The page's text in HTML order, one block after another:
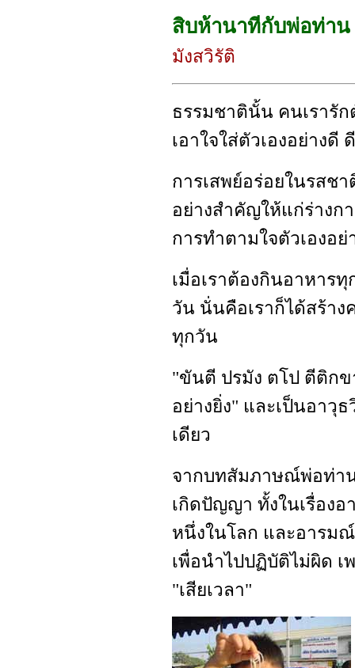
สิบห้านาทีกับพ่อท่าน
มังสวิรัติ
ธรรมชาตินั้น คนเรารั
เอาใจใส่ตัวเองอย่าง
การเสพย์อร่อยในรสช
อย่างสำคัญให้แก่ร่าง
การทำตามใจตัวเองอย่
เมื่อเราต้องกินอาหารทุ
วัน นั่นคือเราก็ได้สร้า
ทุกวัน
"ขันตี ปรมัง ตโป ตีติก
อย่างยิ่ง" และเป็นอาวุ
เดียว
จากบทสัมภาษณ์พ่อท่า
เกิดปัญญา ทั้งในเรื่อง
หนึ่งในโลก และอารม
เพื่อนำไปปฏิบัติไม่ผิด เ
"เสียเวลา"